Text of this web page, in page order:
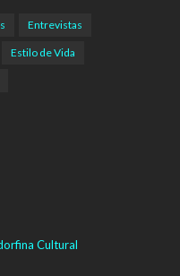
Entrevistas
Estilo de Vida
Cultural